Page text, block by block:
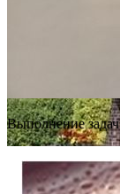
Выполнение